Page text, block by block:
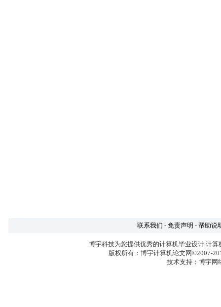
联系我们 - 免责声明 - 帮助说
博宇科技为您提供优秀的计算机毕业设计|计
版权所有：博宇计算机论文网©2007-
技术支持：博宇网